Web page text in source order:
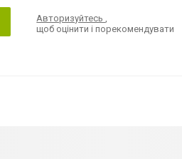
Авторизуйтесь,
щоб оцінити і порекомендувати